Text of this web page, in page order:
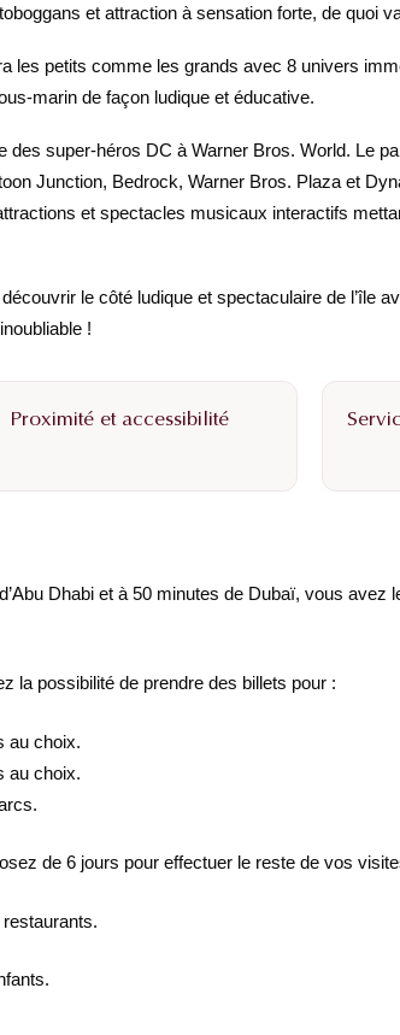
et attraction à sensation forte, de quoi
les petits comme les grands avec 8 univers
marin de façon ludique et éducative.
des super-héros DC à Warner Bros. World. Le
Junction, Bedrock, Warner Bros. Plaza et
et spectacles musicaux interactifs
le côté ludique et spectaculaire de l’île
!
Proximité et accessibilité
Dhabi et à 50 minutes de Dubaï, vous avez
la possibilité de prendre des billets pour :
au choix.
au choix.
de 6 jours pour effectuer le reste de vos